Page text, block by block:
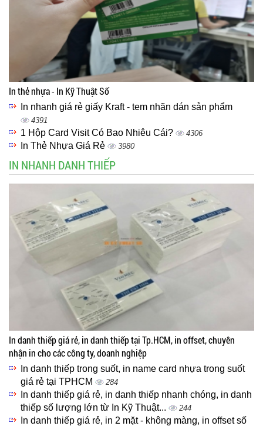
In thẻ nhựa - In Kỹ Thuật Số
In nhanh giá rẻ giấy Kraft - tem nhãn dán sản phẩm
4391
1 Hộp Card Visit Có Bao Nhiêu Cái? 4306
In Thẻ Nhựa Giá Rẻ 3980
IN NHANH DANH THIẾP
In danh thiếp giá rẻ, in danh thiếp tại Tp.HCM, in offset, chuyên
nhận in cho các công ty, doanh nghiệp
In danh thiếp trong suốt, in name card nhựa trong suốt
giá rẻ tại TPHCM
284
In danh thiếp giá rẻ, in danh thiếp nhanh chóng, in danh
thiếp số lượng lớn từ In Kỹ Thuật...
244
In danh thiếp giá rẻ, in 2 mặt - không màng, in offset số